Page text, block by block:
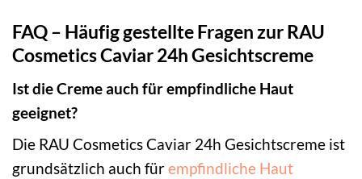
FAQ – Häufig gestellte Fragen zur RAU
Cosmetics Caviar 24h Gesichtscreme
Ist die Creme auch für empfindliche Haut
geeignet?
Die RAU Cosmetics Caviar 24h Gesichtscreme ist
grundsätzlich auch fürempfindliche Haut